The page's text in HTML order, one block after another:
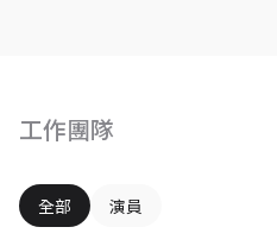
工作團隊
全部 演員